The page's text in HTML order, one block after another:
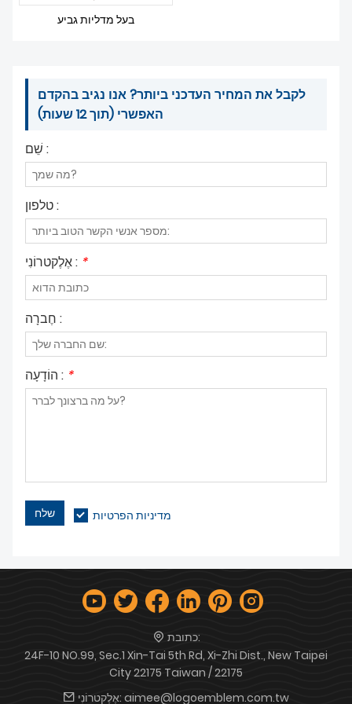
חדשות
בעל מדליות גביע
לקבל את המחיר העדכני ביותר? אנו נגיב בהקדם
האפשרי (תוך 12 שעות)
שֵׁם :
טלפון :
אֶלֶקטרוֹנִי : *
חֶברָה :
הוֹדָעָה : *
שלח מדיניות הפרטיות
כתובת:
24F-10 NO.99, Sec.1 Xin-Tai 5th Rd, Xi-Zhi Dist., New Taipei
City 22175 Taiwan / 22175
אֶלֶקטרוֹנִי: aimee@logoemblem.com.tw